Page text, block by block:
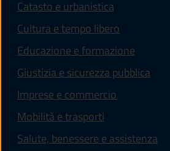
Catasto e urbanistica
Cultura e tempo libero
Educazione e formazione
Giustizia e sicurezza pubblica
Imprese e commercio
Mobilità e trasporti
Salute, benessere e assistenza